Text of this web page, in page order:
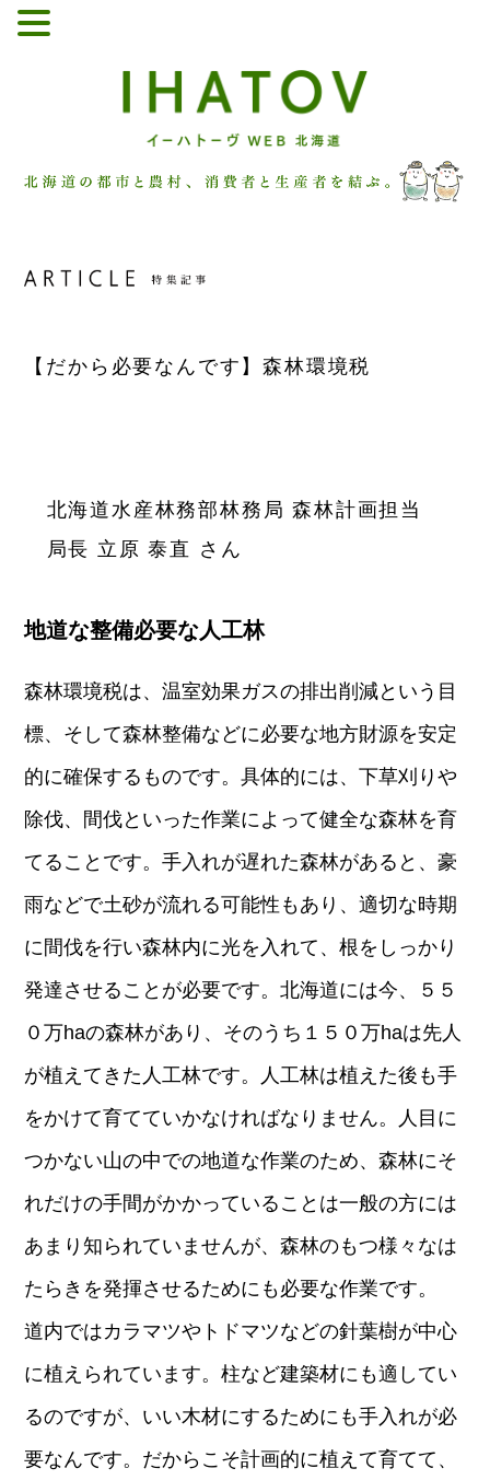
【だから必要なんです】森林環境税
北海道水産林務部林務局 森林計画担当
局長 立原 泰直 さん
地道な整備必要な人工林
森林環境税は、温室効果ガスの排出削減という目
標、そして森林整備などに必要な地方財源を安定
的に確保するものです。具体的には、下草刈りや
除伐、間伐といった作業によって健全な森林を育
てることです。手入れが遅れた森林があると、豪
雨などで土砂が流れる可能性もあり、適切な時期
に間伐を行い森林内に光を入れて、根をしっかり
発達させることが必要です。北海道には今、５５
０万haの森林があり、そのうち１５０万haは先人
が植えてきた人工林です。人工林は植えた後も手
をかけて育てていかなければなりません。人目に
つかない山の中での地道な作業のため、森林にそ
れだけの手間がかかっていることは一般の方には
あまり知られていませんが、森林のもつ様々なは
たらきを発揮させるためにも必要な作業です。
道内ではカラマツやトドマツなどの針葉樹が中心
に植えられています。柱など建築材にも適してい
るのですが、いい木材にするためにも手入れが必
要なんです。だからこそ計画的に植えて育てて、